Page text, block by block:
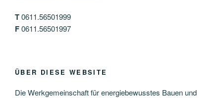
T0611.56501999
F0611.56501997
ÜBER DIESE WEBSITE
Die Werkgemeinschaft für energiebewusstes Bauen und